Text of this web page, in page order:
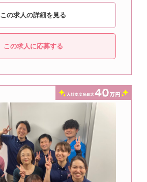
この求人の詳細を見る
この求人に応募する